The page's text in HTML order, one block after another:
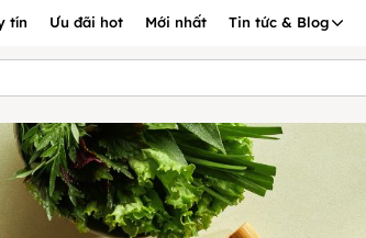
tín Ưu đãi hot Mới nhất Tin tức & Blog